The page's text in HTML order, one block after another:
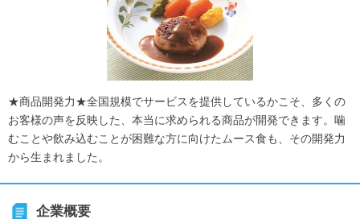
★商品開発力★全国規模でサービスを提供しているかこそ、多くの
お客様の声を反映した、本当に求められる商品が開発できます。噛
むことや飲み込むことが困難な方に向けたムース食も、その開発力
から生まれました。
企業概要